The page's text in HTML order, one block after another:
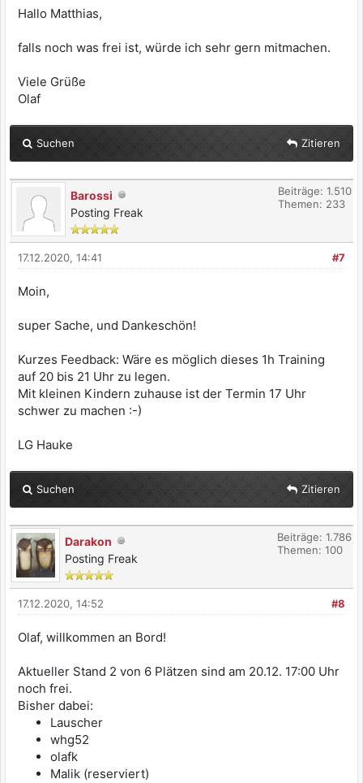
Hallo Matthias,
falls noch was frei ist, würde ich sehr gern mitmachen.
Viele Grüße
Olaf
Suchen Zitieren
Barossi
Posting Freak
Beiträge: 1.510
Themen: 233
#7
17.12.2020, 14:41
Moin,
super Sache, und Dankeschön!
Kurzes Feedback: Wäre es möglich dieses 1h Training
auf 20 bis 21 Uhr zu legen.
Mit kleinen Kindern zuhause ist der Termin 17 Uhr
schwer zu machen :-)
LG Hauke
Suchen Zitieren
Darakon
Posting Freak
Beiträge: 1.786
Themen: 100
#8
17.12.2020, 14:52
Olaf, willkommen an Bord!
Aktueller Stand 2 von 6 Plätzen sind am 20.12. 17:00 Uhr
noch frei.
Bisher dabei:
Lauscher
whg52
olafk
Malik (reserviert)